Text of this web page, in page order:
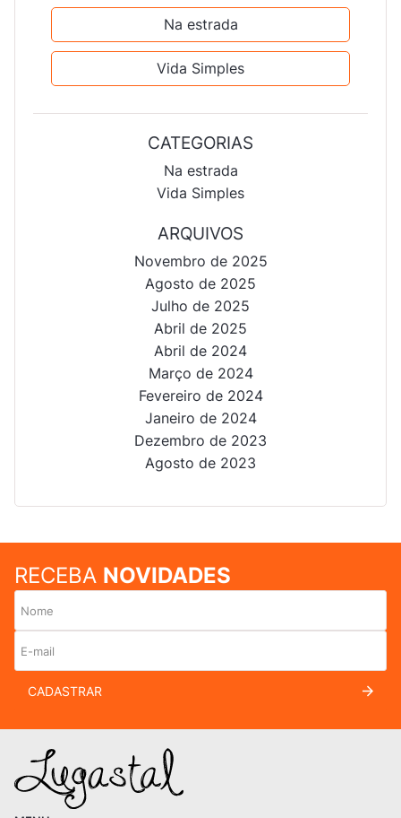
Na estrada
Vida Simples
CATEGORIAS
Na estrada
Vida Simples
ARQUIVOS
Novembro de 2025
Agosto de 2025
Julho de 2025
Abril de 2025
Abril de 2024
Março de 2024
Fevereiro de 2024
Janeiro de 2024
Dezembro de 2023
Agosto de 2023
RECEBA NOVIDADES
CADASTRAR